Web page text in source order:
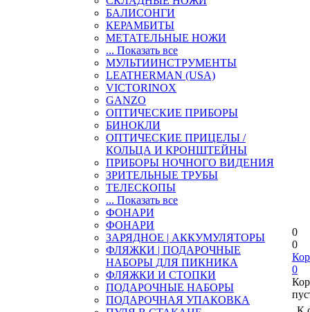
БАЛИСОНГИ
КЕРАМБИТЫ
МЕТАТЕЛЬНЫЕ НОЖИ
... Показать все
МУЛЬТИИНСТРУМЕНТЫ
LEATHERMAN (USA)
VICTORINOX
GANZO
ОПТИЧЕСКИЕ ПРИБОРЫ
БИНОКЛИ
ОПТИЧЕСКИЕ ПРИЦЕЛЫ /
КОЛЬЦА И КРОНШТЕЙНЫ
ПРИБОРЫ НОЧНОГО ВИДЕНИЯ
ЗРИТЕЛЬНЫЕ ТРУБЫ
ТЕЛЕСКОПЫ
... Показать все
ФОНАРИ
ФОНАРИ
ЗАРЯДНОЕ | АККУМУЛЯТОРЫ
ФЛЯЖКИ | ПОДАРОЧНЫЕ
НАБОРЫ ДЛЯ ПИКНИКА
ФЛЯЖКИ И СТОПКИ
ПОДАРОЧНЫЕ НАБОРЫ
ПОДАРОЧНАЯ УПАКОВКА
0
0
0